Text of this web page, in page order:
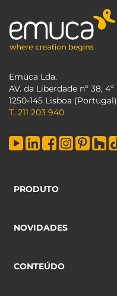
Emuca Lda.
AV. da Liberdade nº 38, 4º
1250-145 Lisboa (Portugal)
T. 211 203 940
PRODUTO
NOVIDADES
CONTEÚDO